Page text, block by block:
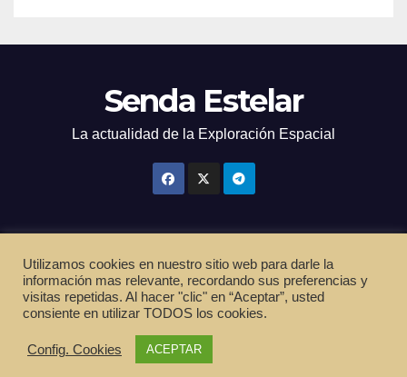
Senda Estelar
La actualidad de la Exploración Espacial
Funciona gracias a WordPress|Tema: Newsup deThemeansar
Inicio Política de privacidad Cookies
Contactar
Utilizamos cookies en nuestro sitio web para darle la
información mas relevante, recordando sus preferencias y
visitas repetidas. Al hacer "clic" en “Aceptar”, usted
consiente en utilizar TODOS los cookies.
Config. Cookies ACEPTAR